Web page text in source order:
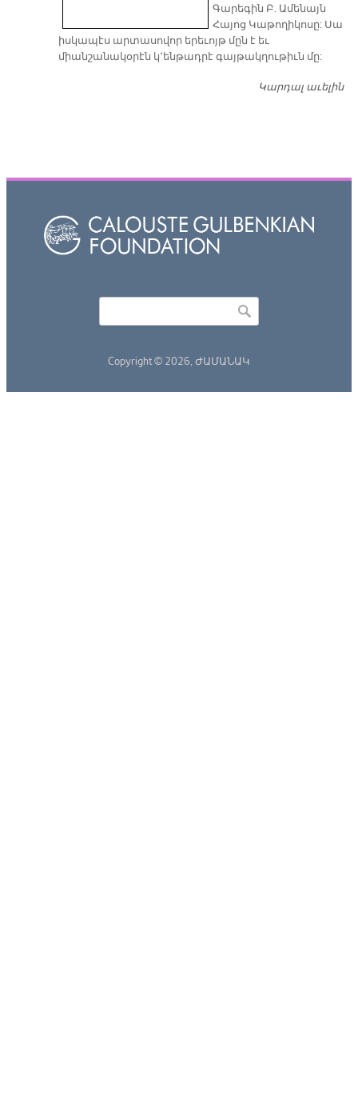
Գարեգին Բ. Ամենայն
Հայոց Կաթողիկոսը: Սա
իսկապէս արտասովոր երեւոյթ մըն է եւ
միանշանակօրէն կ՚ենթադրէ գայթակղութիւն մը:
Կարդալ աւելին
Copyright © 2026, ԺԱՄԱՆԱԿ